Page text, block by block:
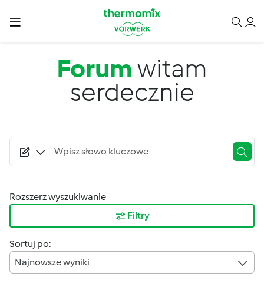
Forumwitam
serdecznie
Rozszerz wyszukiwanie
Filtry
Sortuj po:
Najnowsze wyniki